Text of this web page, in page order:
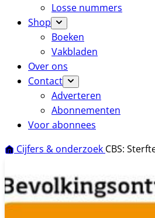
Losse nummers
Shop
Boeken
Vakbladen
Over ons
Contact
Adverteren
Abonnementen
Voor abonnees
Cijfers & onderzoek CBS: